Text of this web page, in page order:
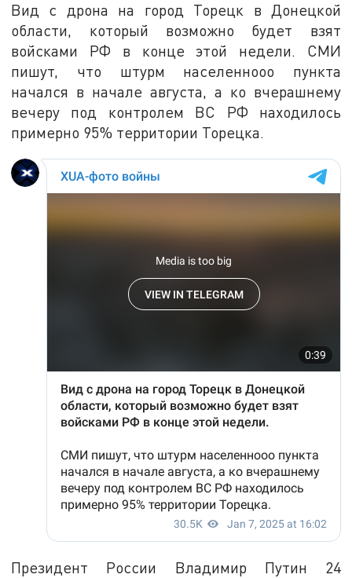
Вид с дрона на город Торецк в Донецкой
области, который возможно будет взят
войсками РФ в конце этой недели. СМИ
пишут, что штурм населеннооо пункта
начался в начале августа, а ко вчерашнему
вечеру под контролем ВС РФ находилось
примерно 95% территории Торецка.
Президент России Владимир Путин 24